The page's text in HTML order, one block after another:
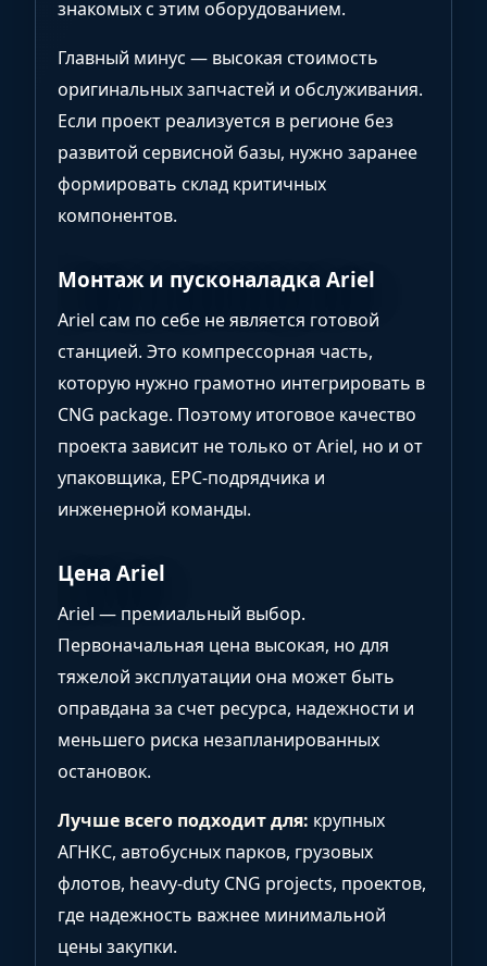
знакомых с этим оборудованием.
Главный минус — высокая стоимость
оригинальных запчастей и обслуживания.
Если проект реализуется в регионе без
развитой сервисной базы, нужно заранее
формировать склад критичных
компонентов.
Монтаж и пусконаладка Ariel
Ariel сам по себе не является готовой
станцией. Это компрессорная часть,
которую нужно грамотно интегрировать в
CNG package. Поэтому итоговое качество
проекта зависит не только от Ariel, но и от
упаковщика, EPC-подрядчика и
инженерной команды.
Цена Ariel
Ariel — премиальный выбор.
Первоначальная цена высокая, но для
тяжелой эксплуатации она может быть
оправдана за счет ресурса, надежности и
меньшего риска незапланированных
остановок.
Лучше всего подходит для: крупных
АГНКС, автобусных парков, грузовых
флотов, heavy-duty CNG projects, проектов,
где надежность важнее минимальной
цены закупки.